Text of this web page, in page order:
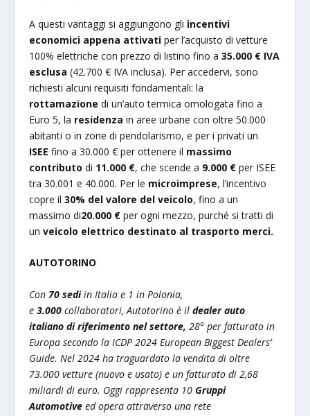
A questi vantaggi si aggiungono gli incentivi
economici appena attivati per l’acquisto di vetture
100% elettriche con prezzo di listino fino a35.000 € IVA
esclusa (42.700 € IVA inclusa). Per accedervi, sono
richiesti alcuni requisiti fondamentali: la
rottamazione di un’auto termica omologata fino a
Euro 5, la residenza in aree urbane con oltre 50.000
abitanti o in zone di pendolarismo, e per i privati un
ISEE fino a 30.000 € per ottenere il massimo
contributo di 11.000 €, che scende a 9.000 € per ISEE
tra 30.001 e 40.000. Per le microimprese, l’incentivo
copre il30% del valore del veicolo, fino a un
massimo di20.000 € per ogni mezzo, purché si tratti di
unveicolo elettrico destinato al trasporto merci.
AUTOTORINO
Con 70 sediin Italia e 1 in Polonia,
e3.000 collaboratori, Autotorino è ildealer auto
italiano di riferimento nel settore, 28° per fatturato in
Europa secondo la ICDP 2024 European Biggest Dealers’
Guide. Nel 2024 ha traguardato la vendita di oltre
73.000 vetture (nuovo e usato) e un fatturato di 2,68
miliardi di euro. Oggi rappresenta 10 Gruppi
Automotive ed opera attraverso una rete